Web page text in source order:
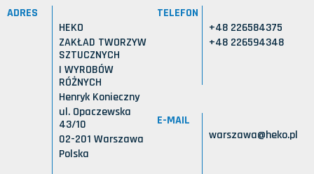
ADRES
HEKO
ZAKŁAD TWORZYW
SZTUCZNYCH
I WYROBÓW
RÓŻNYCH
Henryk Konieczny
ul. Opaczewska
43/10
02-201 Warszawa
Polska
TELEFON
+48 226584375
+48 226594348
E-MAIL
warszawa@heko.pl